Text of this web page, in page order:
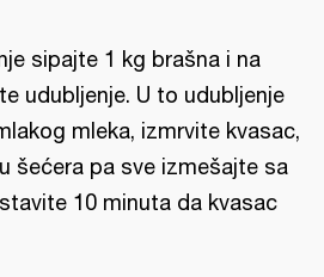
sipajte 1 kg brašna i na
udubljenje. U to udubljenje
mleka, izmrvite kvasac,
šećera pa sve izmešajte sa
10 minuta da kvasac